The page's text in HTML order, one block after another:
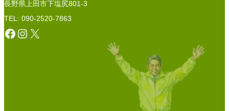
長野県上田市下塩尻801-3
TEL: 090-2520-7863
Facebook Instagram X